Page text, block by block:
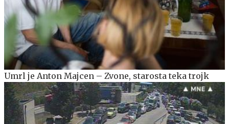
Umrl je Anton Majcen – Zvone, starosta teka trojk